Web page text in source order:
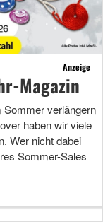
Anzeige
Magazin
Sommer verlängern
haben wir viele
Wer nicht dabei
Sommer-Sales